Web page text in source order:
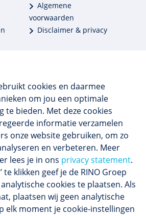
cookies en daarmee
om jou een optimale
te bieden. Met deze cookies
informatie verzamelen
onze website gebruiken, om zo
en verbeteren. Meer
lees je in ons privacy statement.
te klikken geef je de RINO Groep
cookies te plaatsen. Als
plaatsen wij geen analytische
elk moment je cookie-instellingen
Algemene
voorwaarden
Disclaimer & privacy
dan 250 opleidingen
BIG-opleidingen in huis
en CRKBO-geregistreerd
beoordeling 8,4
Volg ons
van het (nieuwe) scholings­
en ons laatste nieuws.